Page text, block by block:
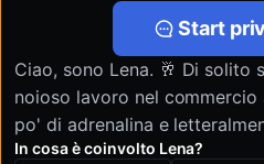
Start
Ciao, sono Lena. 🥂 Di solito
noioso lavoro nel
po' di adrenalina e
Adoro i vestiti corti, la pelle e
In cosa è coinvolto Lena?